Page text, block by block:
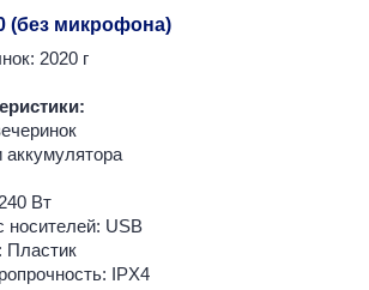
(без микрофона)
2020 г
Вт
носителей: USB
Пластик
IPX4